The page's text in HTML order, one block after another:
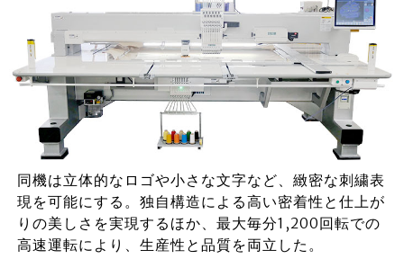
同機は立体的なロゴや小さな文字など、緻密な刺繍表
現を可能にする。独自構造による高い密着性と仕上が
りの美しさを実現するほか、最大毎分1,200回転での
高速運転により、生産性と品質を両立した。